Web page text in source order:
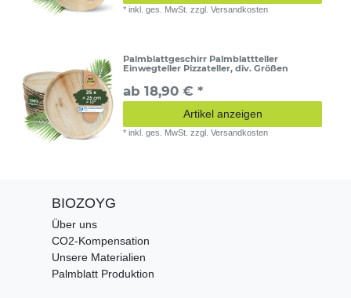
*inkl. ges. MwSt. zzgl.Versandkosten
Palmblattgeschirr Palmblattteller
Einwegteller Pizzateller, div. Größen
ab 18,90 € *
Artikel anzeigen
*inkl. ges. MwSt. zzgl.Versandkosten
BIOZOYG
Über uns
CO2-Kompensation
Unsere Materialien
Palmblatt Produktion